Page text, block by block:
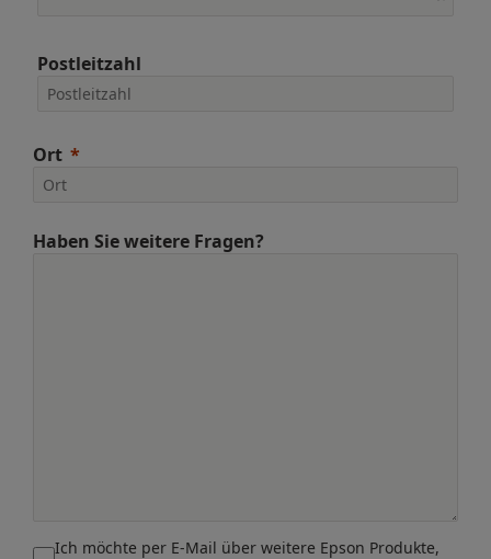
Postleitzahl
Ort
Haben Sie weitere Fragen?
Ich möchte per E-Mail über weitere Epson Produkte,